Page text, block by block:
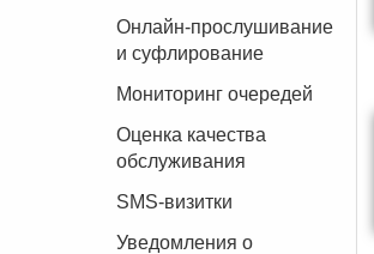
Онлайн-прослушивание
и суфлирование
Мониторинг очередей
Оценка качества
обслуживания
SMS-визитки
Уведомления о